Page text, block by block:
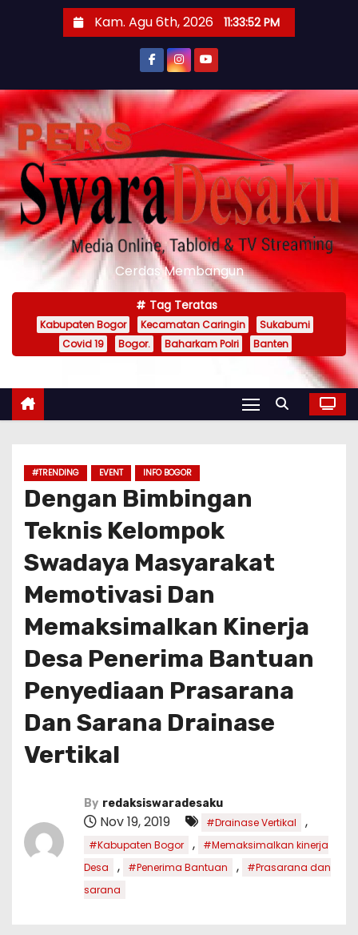
t
o
c
o
n
t
e
Kam. Agu 6th, 2026 11:33:53 PM
Cerdas Membangun
Tag Teratas
Kabupaten Bogor Kecamatan Caringin
Sukabumi
Covid 19
Bogor. Baharkam Polri Banten
#TRENDING EVENT INFO BOGOR
Dengan Bimbingan
Teknis Kelompok
Swadaya Masyarakat
Memotivasi Dan
Memaksimalkan Kinerja
Desa Penerima Bantuan
Penyediaan Prasarana
Dan Sarana Drainase
Vertikal
By redaksiswaradesaku
Nov 19, 2019 #Drainase Vertikal ,
#Kabupaten Bogor ,
#Memaksimalkan kinerja
Desa
, #Penerima Bantuan ,
#Prasarana dan
sarana